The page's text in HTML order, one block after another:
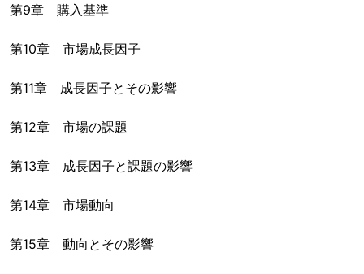
第9章 購入基準
第10章 市場成長因子
第11章 成長因子とその影響
第12章 市場の課題
第13章 成長因子と課題の影響
第14章 市場動向
第15章 動向とその影響